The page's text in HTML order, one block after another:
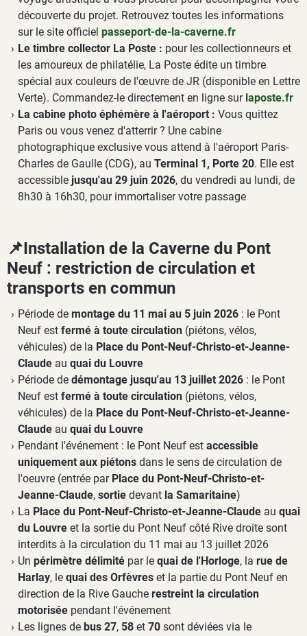
découverte du projet. Retrouvez toutes les informations
sur le site officiel passeport-de-la-caverne.fr
Le timbre collector La Poste : pour les collectionneurs et
les amoureux de philatélie, La Poste édite un timbre
spécial aux couleurs de l'œuvre de JR (disponible en Lettre
Verte). Commandez-le directement en ligne sur laposte.fr
La cabine photo éphémère à l'aéroport : Vous quittez
Paris ou vous venez d'atterrir ? Une cabine
photographique exclusive vous attend à l'aéroport Paris-
Charles de Gaulle (CDG), au Terminal 1, Porte 20. Elle est
accessible jusqu'au 29 juin 2026, du vendredi au lundi, de
8h30 à 16h30, pour immortaliser votre passage
📌Installation de la Caverne du Pont
Neuf : restriction de circulation et
transports en commun
Période de montage du 11 mai au 5 juin 2026 : le Pont
Neuf est fermé à toute circulation (piétons, vélos,
véhicules) de la Place du Pont-Neuf-Christo-et-Jeanne-
Claude au quai du Louvre
Période de démontage jusqu'au 13 juillet 2026 : le Pont
Neuf est fermé à toute circulation (piétons, vélos,
véhicules) de la Place du Pont-Neuf-Christo-et-Jeanne-
Claude au quai du Louvre
Pendant l'événement : le Pont Neuf est accessible
uniquement aux piétons dans le sens de circulation de
l'oeuvre (entrée par Place du Pont-Neuf-Christo-et-
Jeanne-Claude, sortie devant la Samaritaine)
La Place du Pont-Neuf-Christo-et-Jeanne-Claude au quai
du Louvre et la sortie du Pont Neuf côté Rive droite sont
interdits à la circulation du 11 mai au 13 juillet 2026
Un périmètre délimité par le quai de l'Horloge, la rue de
Harlay, le quai des Orfèvres et la partie du Pont Neuf en
direction de la Rive Gauche restreint la circulation
motorisée pendant l'événement
Les lignes de bus 27, 58 et 70 sont déviées via le